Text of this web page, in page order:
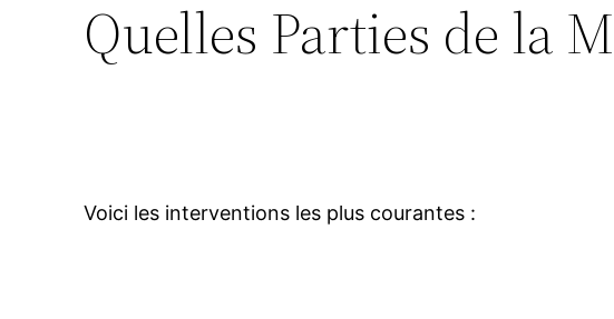
Quelles Parties de la
Voici les interventions les plus courantes :